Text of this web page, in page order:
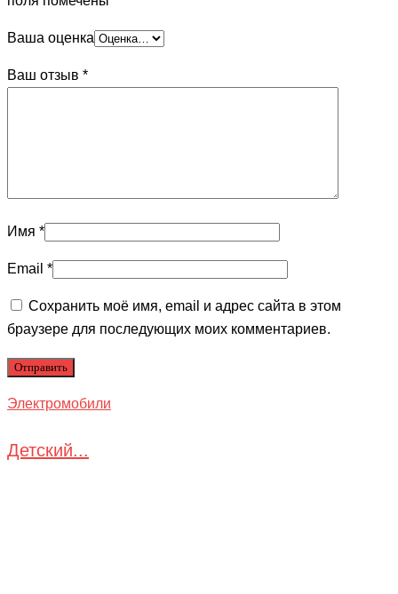
Ваша оценка
Ваш отзыв *
Имя *
Email *
Сохранить моё имя, email и адрес сайта в этом
браузере для последующих моих комментариев.
Электромобили
Детский...